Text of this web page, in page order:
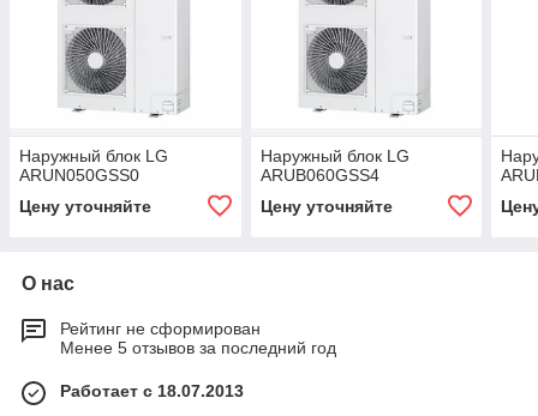
Наружный блок LG
ARUN050GSS0
Цену уточняйте
Наружный блок LG
ARUB060GSS4
Цену уточняйте
О нас
Рейтинг не сформирован
Менее 5 отзывов за последний год
Работает с 18.07.2013